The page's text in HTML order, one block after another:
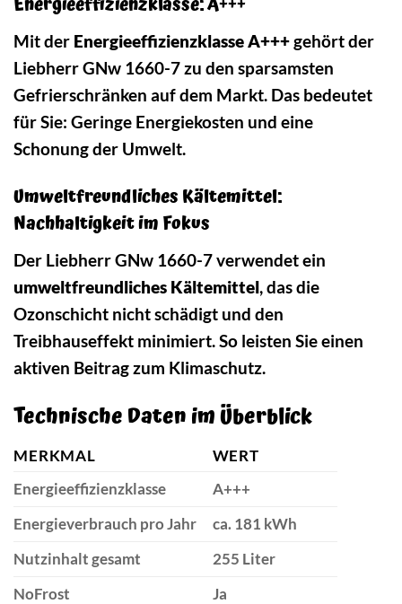
Mit der Energieeffizienzklasse A+++gehört der
Liebherr GNw 1660-7 zu den sparsamsten
Gefrierschränken auf dem Markt. Das bedeutet
für Sie: Geringe Energiekosten und eine
Schonung der Umwelt.
Umweltfreundliches Kältemittel:
Nachhaltigkeit im Fokus
Der Liebherr GNw 1660-7 verwendet ein
umweltfreundliches Kältemittel, das die
Ozonschicht nicht schädigt und den
Treibhauseffekt minimiert. So leisten Sie einen
aktiven Beitrag zum Klimaschutz.
Technische Daten im Überblick
MERKMAL
WERT
Energieeffizienzklasse
A+++
Energieverbrauch pro Jahr
ca. 181 kWh
Nutzinhalt gesamt
255 Liter
NoFrost
Ja